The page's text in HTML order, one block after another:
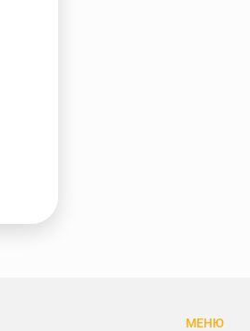
МЕНЮ